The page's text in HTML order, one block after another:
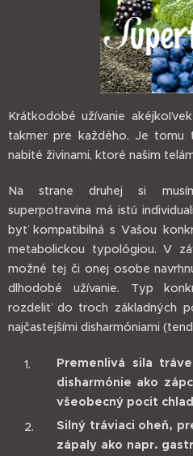
Krátkodobé užívanie
takmer pre každého. Je tomu
nabité živinami, ktoré našim
Na strane druhej si
superpotravina má istú
byť kompatibilná s Vašou
metabolickou typológiou. V
možné tej či onej osobe
dlhodobé užívanie. Typ
rozdeliť do troch základných
najčastejšími disharmóniami
Premenlivá sila
disharmónie ako
všeobecný pocit
Silný tráviaci oheň,
zápaly ako napr.